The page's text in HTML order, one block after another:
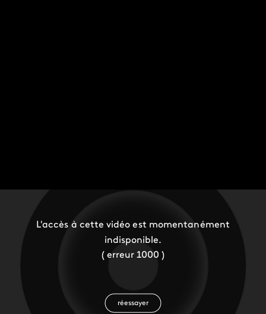
L'accès à cette vidéo est momentanément
indisponible.
( erreur 1000 )
réessayer